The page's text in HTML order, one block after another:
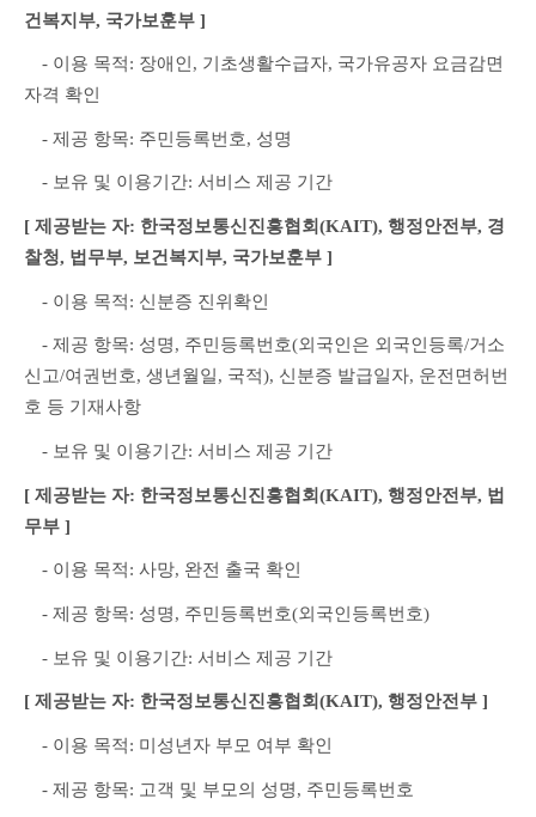
건복지부, 국가보훈부 ]
- 이용 목적: 장애인, 기초생활수급자, 국가유공자 요금감면
자격 확인
- 제공 항목: 주민등록번호, 성명
- 보유 및 이용기간: 서비스 제공 기간
[ 제공받는 자: 한국정보통신진흥협회(KAIT), 행정안전부, 경
찰청, 법무부, 보건복지부, 국가보훈부 ]
- 이용 목적: 신분증 진위확인
- 제공 항목: 성명, 주민등록번호(외국인은 외국인등록/거소
신고/여권번호, 생년월일, 국적), 신분증 발급일자, 운전면허번
호 등 기재사항
- 보유 및 이용기간: 서비스 제공 기간
[ 제공받는 자: 한국정보통신진흥협회(KAIT), 행정안전부, 법
무부 ]
- 이용 목적: 사망, 완전 출국 확인
- 제공 항목: 성명, 주민등록번호(외국인등록번호)
- 보유 및 이용기간: 서비스 제공 기간
[ 제공받는 자: 한국정보통신진흥협회(KAIT), 행정안전부 ]
- 이용 목적: 미성년자 부모 여부 확인
- 제공 항목: 고객 및 부모의 성명, 주민등록번호